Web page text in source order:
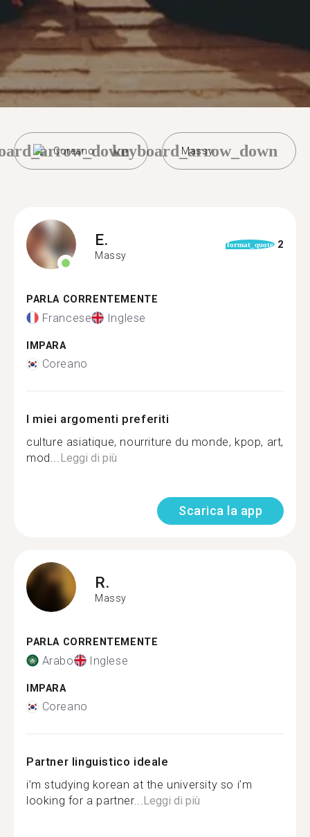
Coreano Massy
keyboard_arrow_down
E.
Massy
format_quote 2
PARLA CORRENTEMENTE
Francese Inglese
IMPARA
Coreano
I miei argomenti preferiti
culture asiatique, nourriture du monde, kpop, art,
mod...Leggi di più
Scarica la app
R.
Massy
PARLA CORRENTEMENTE
Arabo Inglese
IMPARA
Coreano
Partner linguistico ideale
i’m studying korean at the university so i’m
looking for a partner...Leggi di più